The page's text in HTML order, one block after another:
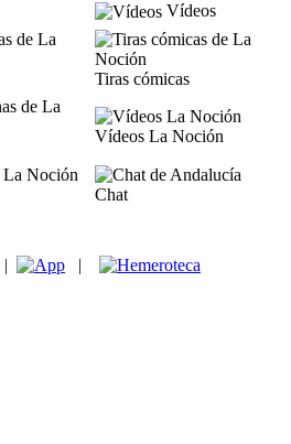
Vídeos
Tiras cómicas
Vídeos La Noción
Chat
| |